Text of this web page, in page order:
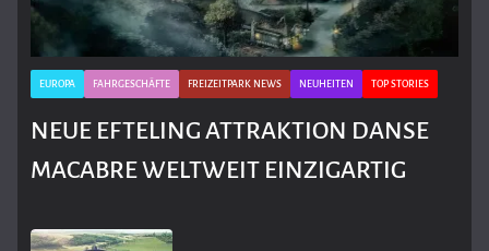
EUROPA FAHRGESCHÄFTE FREIZEITPARK NEWS NEUHEITEN TOP STORIES
NEUE EFTELING ATTRAKTION DANSE
MACABRE WELTWEIT EINZIGARTIG